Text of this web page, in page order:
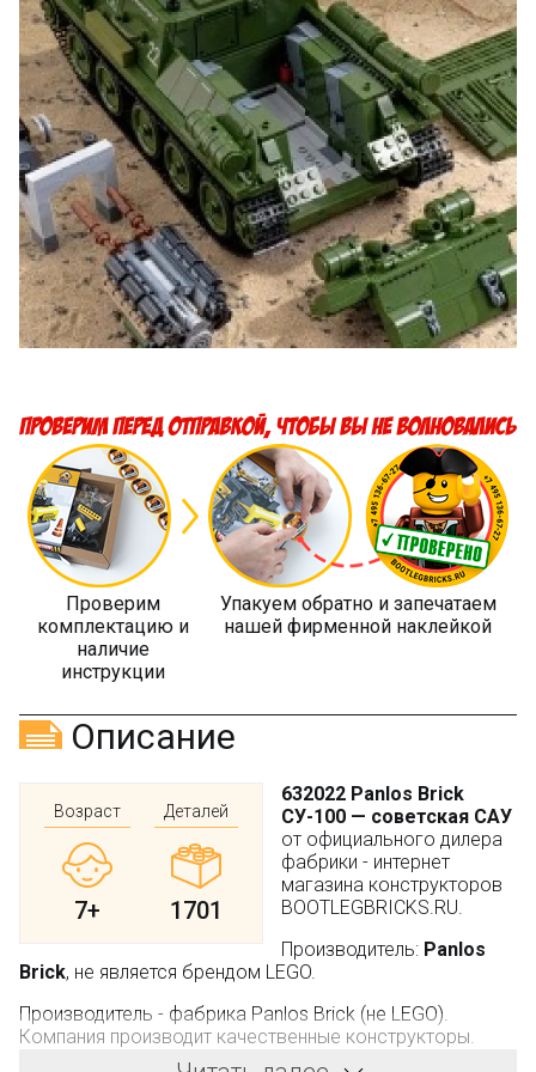
Проверим
комплектацию и
наличие
инструкции
Упакуем обратно и запечатаем
нашей фирменной наклейкой
Описание
Возраст
7+
Деталей
1701
632022 Panlos Brick
СУ-100 — советская САУ
от официального дилера
фабрики - интернет
магазина конструкторов
BOOTLEGBRICKS.RU.
Производитель: Panlos
Brick, не является брендом LEGO.
Производитель - фабрика Panlos Brick (не LEGO).
Компания производит качественные конструкторы.
Детали имеют универсальные размеры и совместимы с